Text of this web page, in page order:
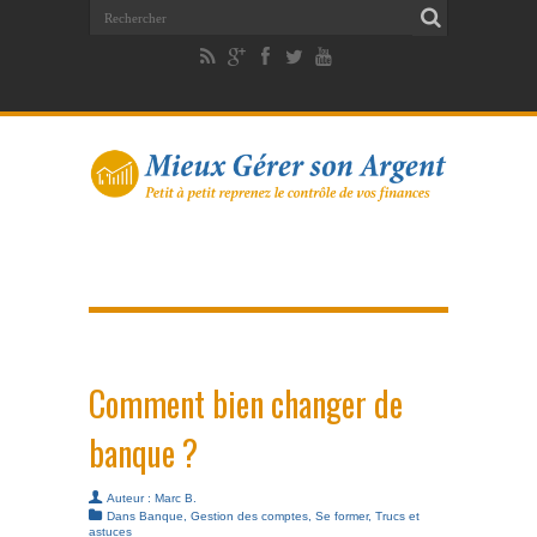
Comment bien changer de
banque ?
Auteur : Marc B.
Dans Banque Gestion des comptes Se former, Trucs et
astuces